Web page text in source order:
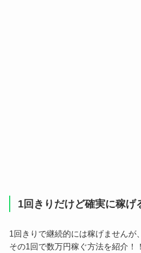
1回きりだけど確実に稼げ
1回きりで継続的には稼げませんが、
その1回で数万円稼ぐ方法を紹介！！